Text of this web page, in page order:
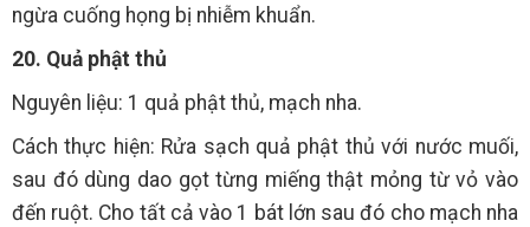
ngừa cuống họng bị nhiễm khuẩn.
20. Quả phật thủ
Nguyên liệu: 1 quả phật thủ, mạch nha.
Cách thực hiện: Rửa sạch quả phật thủ với nước muối,
sau đó dùng dao gọt từng miếng thật mỏng từ vỏ vào
đến ruột. Cho tất cả vào 1 bát lớn sau đó cho mạch nha